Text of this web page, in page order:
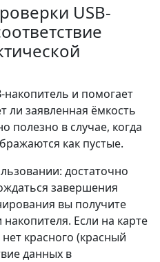
USB-
накопитель и помогает
ли заявленная ёмкость
полезно в случае, когда
как пустые.
достаточно
завершения
вы получите
Если на карте
красного (красный
данных в